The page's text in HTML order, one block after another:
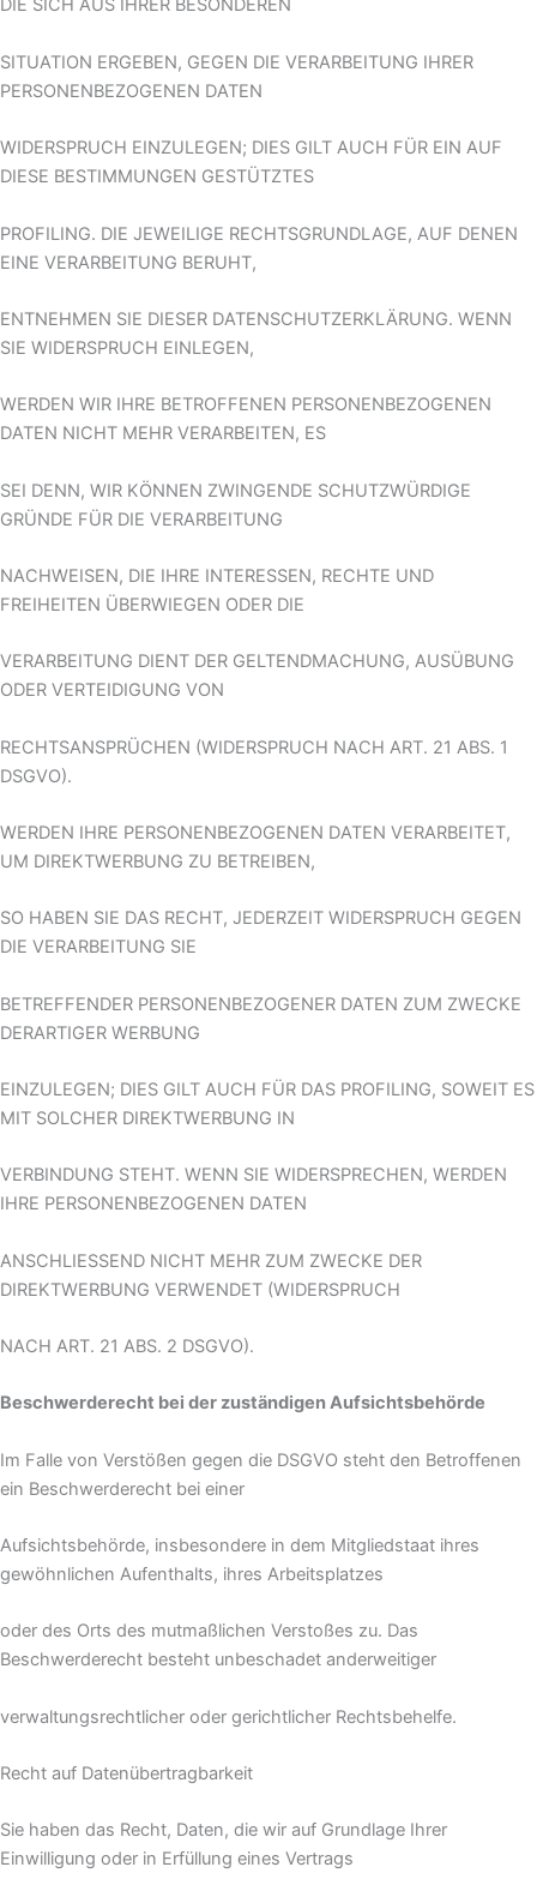
DIE SICH AUS IHRER BESONDEREN
SITUATION ERGEBEN, GEGEN DIE VERARBEITUNG IHRER
PERSONENBEZOGENEN DATEN
WIDERSPRUCH EINZULEGEN; DIES GILT AUCH FÜR EIN AUF
DIESE BESTIMMUNGEN GESTÜTZTES
PROFILING. DIE JEWEILIGE RECHTSGRUNDLAGE, AUF DENEN
EINE VERARBEITUNG BERUHT,
ENTNEHMEN SIE DIESER DATENSCHUTZERKLÄRUNG. WENN
SIE WIDERSPRUCH EINLEGEN,
WERDEN WIR IHRE BETROFFENEN PERSONENBEZOGENEN
DATEN NICHT MEHR VERARBEITEN, ES
SEI DENN, WIR KÖNNEN ZWINGENDE SCHUTZWÜRDIGE
GRÜNDE FÜR DIE VERARBEITUNG
NACHWEISEN, DIE IHRE INTERESSEN, RECHTE UND
FREIHEITEN ÜBERWIEGEN ODER DIE
VERARBEITUNG DIENT DER GELTENDMACHUNG, AUSÜBUNG
ODER VERTEIDIGUNG VON
RECHTSANSPRÜCHEN (WIDERSPRUCH NACH ART. 21 ABS. 1
DSGVO).
WERDEN IHRE PERSONENBEZOGENEN DATEN VERARBEITET,
UM DIREKTWERBUNG ZU BETREIBEN,
SO HABEN SIE DAS RECHT, JEDERZEIT WIDERSPRUCH GEGEN
DIE VERARBEITUNG SIE
BETREFFENDER PERSONENBEZOGENER DATEN ZUM ZWECKE
DERARTIGER WERBUNG
EINZULEGEN; DIES GILT AUCH FÜR DAS PROFILING, SOWEIT ES
MIT SOLCHER DIREKTWERBUNG IN
VERBINDUNG STEHT. WENN SIE WIDERSPRECHEN, WERDEN
IHRE PERSONENBEZOGENEN DATEN
ANSCHLIESSEND NICHT MEHR ZUM ZWECKE DER
DIREKTWERBUNG VERWENDET (WIDERSPRUCH
NACH ART. 21 ABS. 2 DSGVO).
Beschwerderecht bei der zuständigen Aufsichtsbehörde
Im Falle von Verstößen gegen die DSGVO steht den Betroffenen
ein Beschwerderecht bei einer
Aufsichtsbehörde, insbesondere in dem Mitgliedstaat ihres
gewöhnlichen Aufenthalts, ihres Arbeitsplatzes
oder des Orts des mutmaßlichen Verstoßes zu. Das
Beschwerderecht besteht unbeschadet anderweitiger
verwaltungsrechtlicher oder gerichtlicher Rechtsbehelfe.
Recht auf Datenübertragbarkeit
Sie haben das Recht, Daten, die wir auf Grundlage Ihrer
Einwilligung oder in Erfüllung eines Vertrags